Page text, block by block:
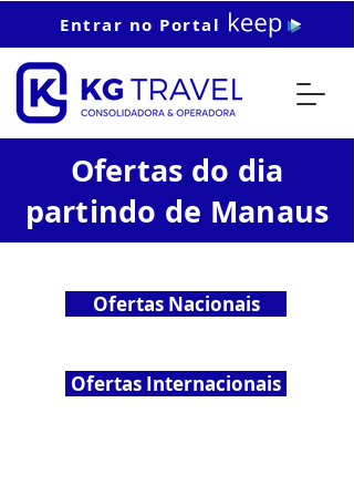
Entrar no Portal
Ofertas do dia
partindo de Manaus
Ofertas Nacionais
Ofertas Internacionais